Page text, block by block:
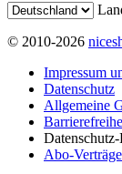
© 2010-2026
Impressum
Datenschutz
Allgemeine
Abo-